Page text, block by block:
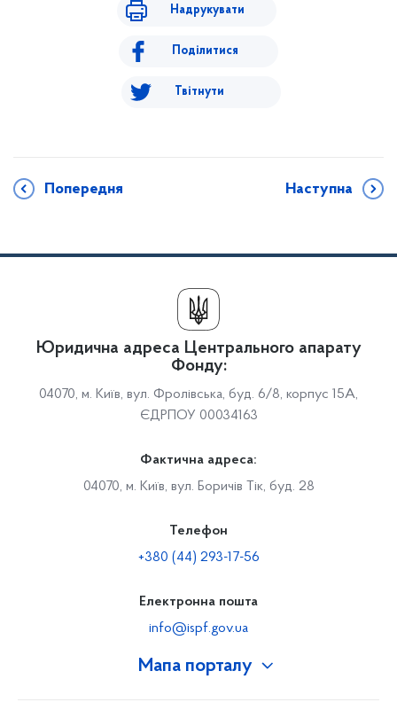
Надрукувати
Поділитися
Твітнути
Попередня Наступна
Мапа порталу
Юридична адреса Центрального апарату
Фонду:
04070, м. Київ, вул. Фролівська, буд. 6/8, корпус 15А,
ЄДРПОУ 00034163
Фактична адреса:
04070, м. Київ, вул. Боричів Тік, буд. 28
Телефон
+380 (44) 293-17-56
Електронна пошта
info@ispf.gov.ua